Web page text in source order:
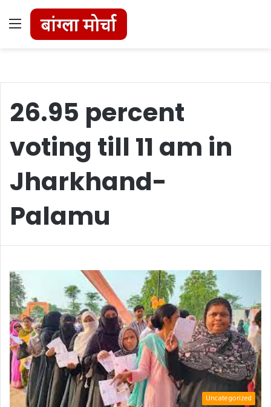
Menu
26.95 percent
voting till 11 am in
Jharkhand-
Palamu
Uncategorized